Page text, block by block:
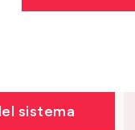
sistema